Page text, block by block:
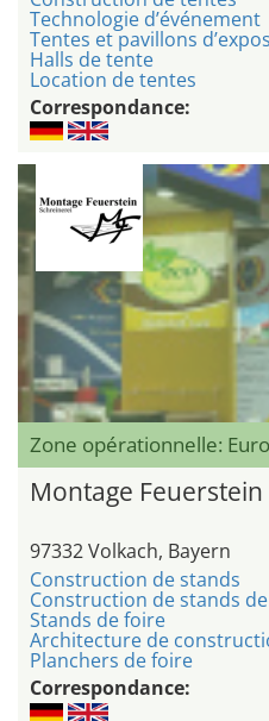
Technologie d’événement
Tentes et pavillons
Halls de tente
Location de tentes
Correspondance:
Zone opérationnelle:
Montage Feuerstein
97332 Volkach, Bayern
Construction de stands
Construction de stands
Stands de foire
Architecture de
Planchers de foire
Correspondance: